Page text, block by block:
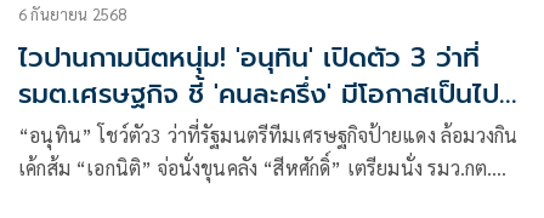
6 กันยายน 2568
ไวปานกามนิตหนุ่ม! 'อนุทิน' เปิดตัว 3 ว่าที่
รมต.เศรษฐกิจ ชี้ 'คนละครึ่ง' มีโอกาสเป็นไป
ได้
“อนุทิน” โชว์ตัว3 ว่าที่รัฐมนตรีทีมเศรษฐกิจป้ายแดง ล้อมวงกิน
เค้กส้ม “เอกนิติ” จ่อนั่งขุนคลัง “สีหศักดิ์” เตรียมนั่ง รมว.กต.